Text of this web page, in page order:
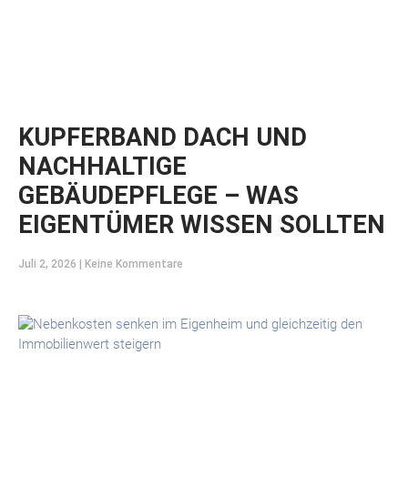
KUPFERBAND DACH UND
NACHHALTIGE
GEBÄUDEPFLEGE – WAS
EIGENTÜMER WISSEN SOLLTEN
Juli 2, 2026 Keine Kommentare